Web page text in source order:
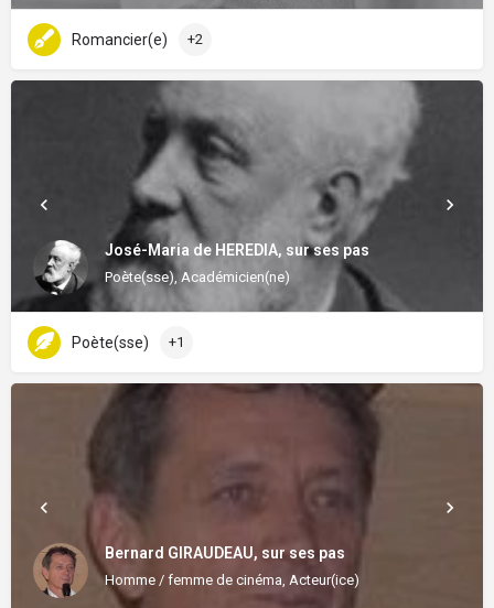
Romancier(e) +2
José-Maria de HEREDIA, sur ses pas
Poète(sse), Académicien(ne)
Poète(sse) +1
Bernard GIRAUDEAU, sur ses pas
Homme / femme de cinéma, Acteur(ice)